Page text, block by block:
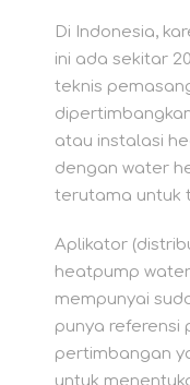
Di Indonesia,
ini ada sekitar
teknis
atau instalasi
dengan water
terutama untuk
Aplikator
heatpump
mempunyai
punya referensi
pertimbangan
untuk